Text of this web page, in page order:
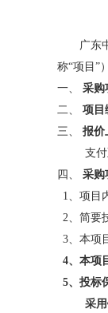
广东
称“项目”
一、 采购
二、 项目
三、 报价
支
四、 采购
1、项目
2、简要
3、本项
4、本项
5、投标
采